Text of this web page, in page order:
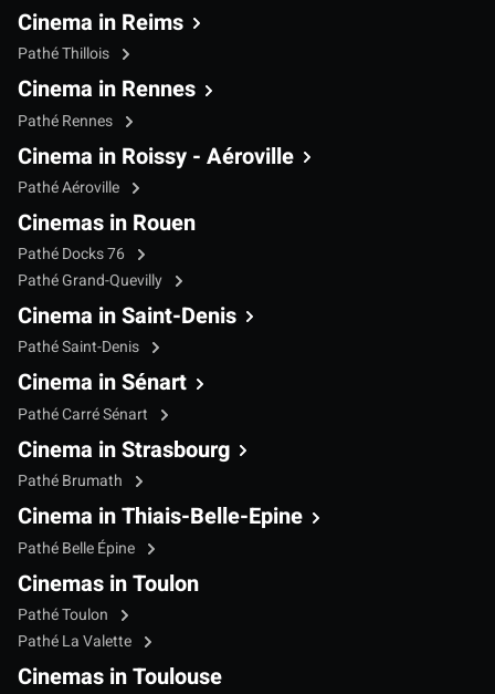
Cinema in Reims
Pathé Thillois
Cinema in Rennes
Pathé Rennes
Cinema in Roissy - Aéroville
Pathé Aéroville
Cinemas in Rouen
Pathé Docks 76
Pathé Grand-Quevilly
Cinema in Saint-Denis
Pathé Saint-Denis
Cinema in Sénart
Pathé Carré Sénart
Cinema in Strasbourg
Pathé Brumath
Cinema in Thiais-Belle-Epine
Pathé Belle Épine
Cinemas in Toulon
Pathé Toulon
Pathé La Valette
Cinemas in Toulouse